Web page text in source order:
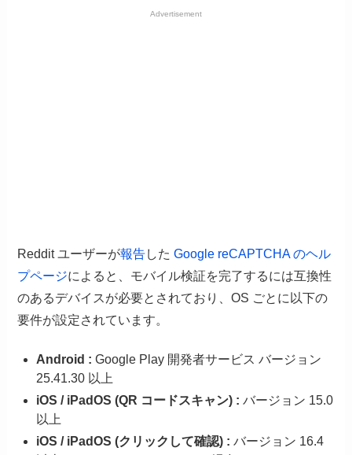
Advertisement
Reddit ユーザーが報告したGoogle reCAPTCHA のヘル
プページによると、モバイル検証を完了するには互換性
のあるデバイスが必要とされており、OS ごとに以下の
要件が設定されています。
Android : Google Play 開発者サービス バージョン
25.41.30 以上
iOS / iPadOS (QR コードスキャン) : バージョン 15.0
以上
iOS / iPadOS (クリックして確認) : バージョン 16.4